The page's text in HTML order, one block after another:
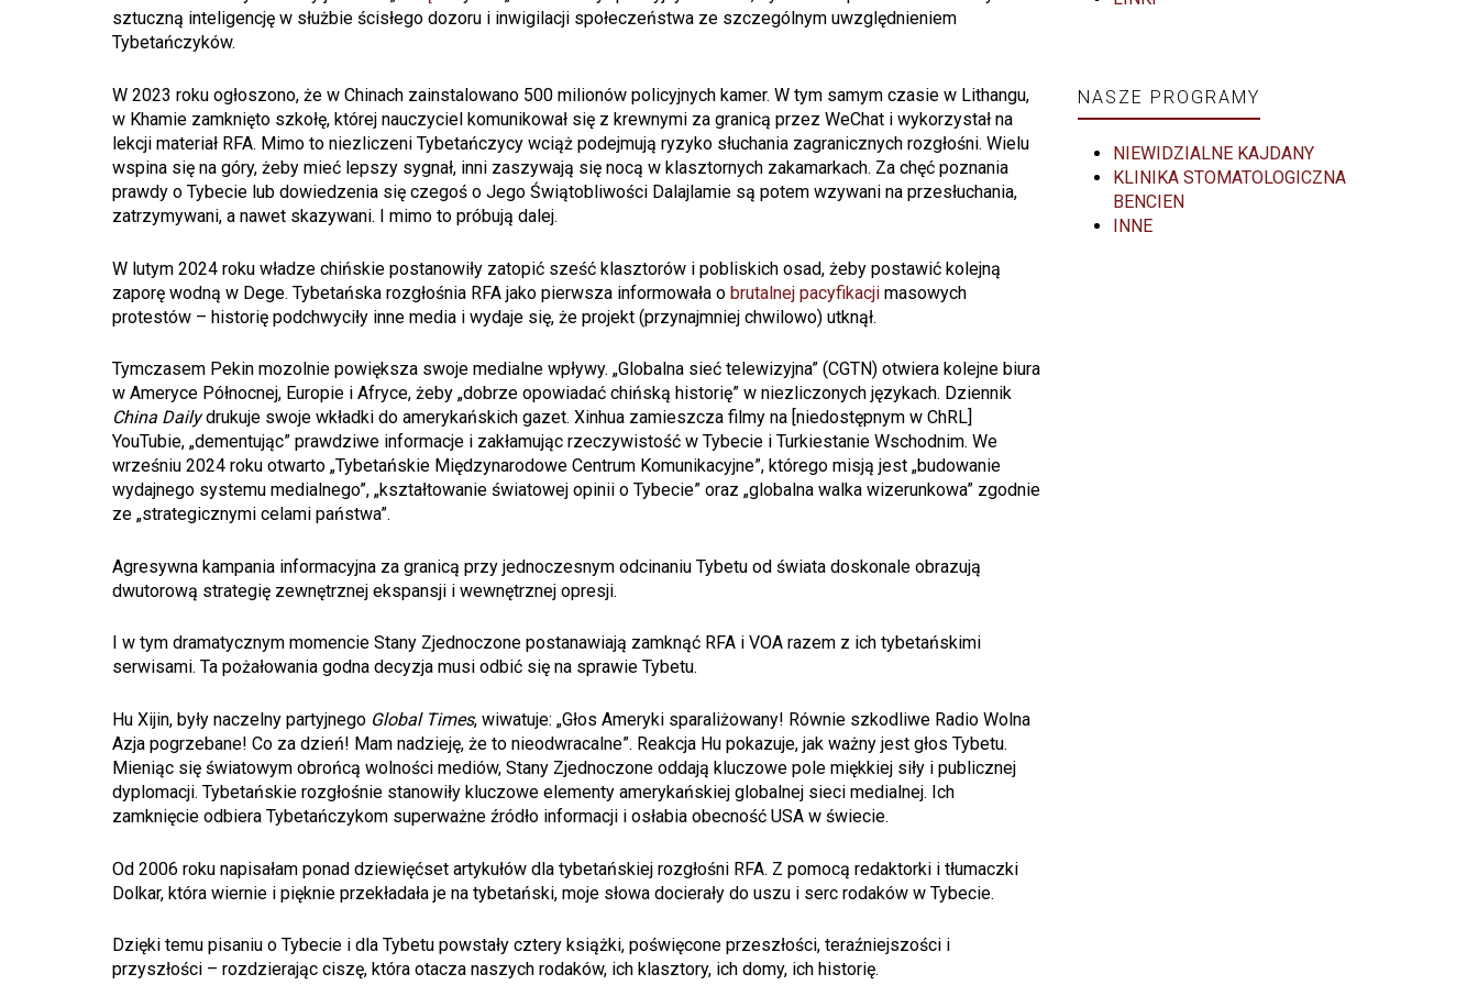
sztuczną inteligencję w służbie ścisłego dozoru i inwigilacji społeczeństwa ze szczególnym uwzględnieniem
Tybetańczyków.
W 2023 roku ogłoszono, że w Chinach zainstalowano 500 milionów policyjnych kamer. W tym samym czasie w Lithangu,
w Khamie zamknięto szkołę, której nauczyciel komunikował się z krewnymi za granicą przez WeChat i wykorzystał na
lekcji materiał RFA. Mimo to niezliczeni Tybetańczycy wciąż podejmują ryzyko słuchania zagranicznych rozgłośni. Wielu
wspina się na góry, żeby mieć lepszy sygnał, inni zaszywają się nocą w klasztornych zakamarkach. Za chęć poznania
prawdy o Tybecie lub dowiedzenia się czegoś o Jego Świątobliwości Dalajlamie są potem wzywani na przesłuchania,
zatrzymywani, a nawet skazywani. I mimo to próbują dalej.
W lutym 2024 roku władze chińskie postanowiły zatopić sześć klasztorów i pobliskich osad, żeby postawić kolejną
zaporę wodną w Dege. Tybetańska rozgłośnia RFA jako pierwsza informowała o brutalnej pacyfikacji masowych
protestów – historię podchwyciły inne media i wydaje się, że projekt (przynajmniej chwilowo) utknął.
Tymczasem Pekin mozolnie powiększa swoje medialne wpływy. „Globalna sieć telewizyjna” (CGTN) otwiera kolejne biura
w Ameryce Północnej, Europie i Afryce, żeby „dobrze opowiadać chińską historię” w niezliczonych językach. Dziennik
China Dailydrukuje swoje wkładki do amerykańskich gazet. Xinhua zamieszcza filmy na [niedostępnym w ChRL]
YouTubie, „dementując” prawdziwe informacje i zakłamując rzeczywistość w Tybecie i Turkiestanie Wschodnim. We
wrześniu 2024 roku otwarto „Tybetańskie Międzynarodowe Centrum Komunikacyjne”, którego misją jest „budowanie
wydajnego systemu medialnego”, „kształtowanie światowej opinii o Tybecie” oraz „globalna walka wizerunkowa” zgodnie
ze „strategicznymi celami państwa”.
Agresywna kampania informacyjna za granicą przy jednoczesnym odcinaniu Tybetu od świata doskonale obrazują
dwutorową strategię zewnętrznej ekspansji i wewnętrznej opresji.
I w tym dramatycznym momencie Stany Zjednoczone postanawiają zamknąć RFA i VOA razem z ich tybetańskimi
serwisami. Ta pożałowania godna decyzja musi odbić się na sprawie Tybetu.
Hu Xijin, były naczelny partyjnego Global Times, wiwatuje: „Głos Ameryki sparaliżowany! Równie szkodliwe Radio Wolna
Azja pogrzebane! Co za dzień! Mam nadzieję, że to nieodwracalne”. Reakcja Hu pokazuje, jak ważny jest głos Tybetu.
Mieniąc się światowym obrońcą wolności mediów, Stany Zjednoczone oddają kluczowe pole miękkiej siły i publicznej
dyplomacji. Tybetańskie rozgłośnie stanowiły kluczowe elementy amerykańskiej globalnej sieci medialnej. Ich
zamknięcie odbiera Tybetańczykom superważne źródło informacji i osłabia obecność USA w świecie.
Od 2006 roku napisałam ponad dziewięćset artykułów dla tybetańskiej rozgłośni RFA. Z pomocą redaktorki i tłumaczki
Dolkar, która wiernie i pięknie przekładała je na tybetański, moje słowa docierały do uszu i serc rodaków w Tybecie.
Dzięki temu pisaniu o Tybecie i dla Tybetu powstały cztery książki, poświęcone przeszłości, teraźniejszości i
przyszłości – rozdzierając ciszę, która otacza naszych rodaków, ich klasztory, ich domy, ich historię.
NASZE PROGRAMY
NIEWIDZIALNE KAJDANY
KLINIKA STOMATOLOGICZNA
BENCIEN
INNE